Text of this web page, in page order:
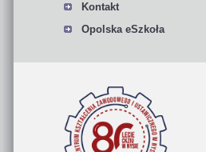
Kontakt
Opolska eSzkoła